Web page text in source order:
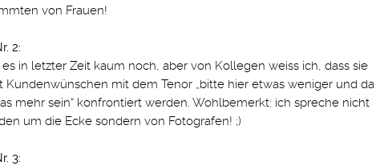
von Frauen!
2:
es in letzter Zeit kaum noch, aber von Kollegen weiss ich, dass sie
Kundenwünschen mit dem Tenor „bitte hier etwas weniger und da
mehr sein“ konfrontiert werden. Wohlbemerkt: ich spreche nicht
um die Ecke sondern von Fotografen! ;)
3: